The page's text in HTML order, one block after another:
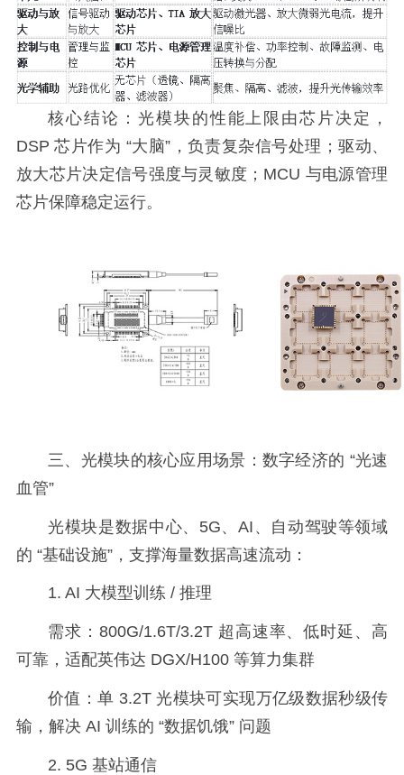
核心结论：光模块的性能上限由芯片决定，
DSP 芯片作为 “大脑”，负责复杂信号处理；驱动、
放大芯片决定信号强度与灵敏度；MCU 与电源管理
芯片保障稳定运行。
三、光模块的核心应用场景：数字经济的 “光速
血管”
光模块是数据中心、5G、AI、自动驾驶等领域
的 “基础设施”，支撑海量数据高速流动：
1. AI 大模型训练 / 推理
需求：800G/1.6T/3.2T 超高速率、低时延、高
可靠，适配英伟达 DGX/H100 等算力集群
价值：单 3.2T 光模块可实现万亿级数据秒级传
输，解决 AI 训练的 “数据饥饿” 问题
2. 5G 基站通信